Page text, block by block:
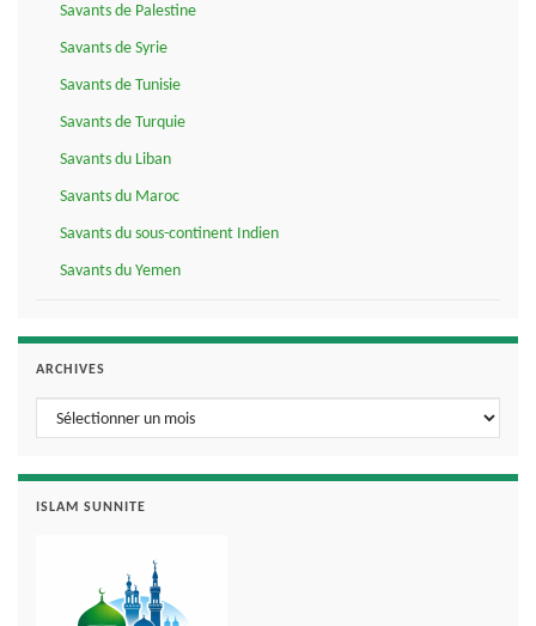
Savants de Palestine
Savants de Syrie
Savants de Tunisie
Savants de Turquie
Savants du Liban
Savants du Maroc
Savants du sous-continent Indien
Savants du Yemen
ARCHIVES
Archives
ISLAM SUNNITE